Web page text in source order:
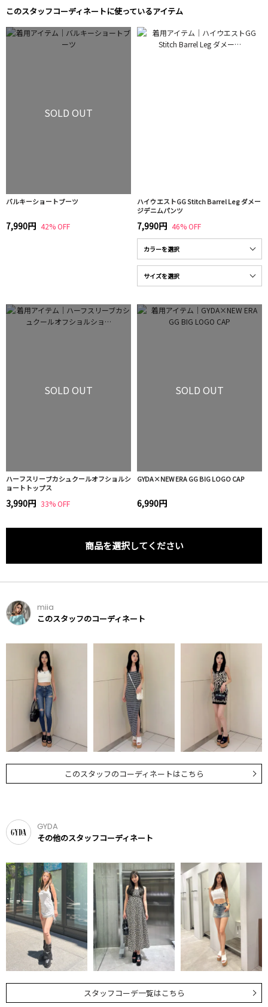
このスタッフコーディネートに使っているアイテム
SOLD OUT
バルキーショートブーツ
7,990円 42% OFF
ハイウエストGG Stitch Barrel Leg ダメー
ジデニムパンツ
7,990円 46% OFF
SOLD OUT
ハーフスリーブカシュクールオフショルシ
ョートトップス
3,990円 33% OFF
SOLD OUT
GYDA×NEW ERA GG BIG LOGO CAP
6,990円
商品を選択してください
miia
このスタッフのコーディネート
このスタッフのコーディネートはこちら
GYDA
その他のスタッフコーディネート
スタッフコーデ一覧はこちら